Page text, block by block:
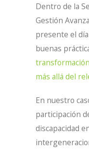
Dentro de la
Gestión
presente el
buenas
más allá del
En nuestro
participación
discapacidad